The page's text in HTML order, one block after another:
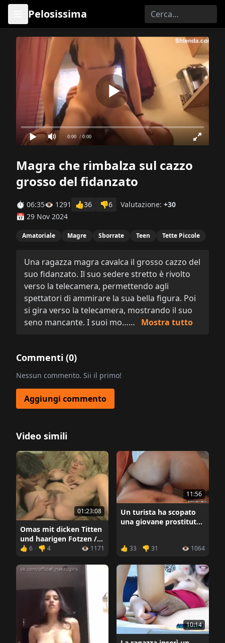
Pelosissima
0:00 / 0:00
Magra che rimbalza sul cazzo
grosso del fidanzato
⏱ 06:35👁 1291 👍36 👎6 Valutazione: +30
📅 29 Nov 2024
Amatoriale Magre Sborrate Teen Tette Piccole
Una ragazza magra cavalca il grosso cazzo del
suo fidanzato. Il suo sedere stretto è rivolto
verso la telecamera, permettendo agli
spettatori di ammirare la sua bella figura. Poi
si gira verso la telecamera, mostrando il suo
seno mancante. I suoi mo……
Mostra tutto
Commenti (0)
Nessun commento. Sii il primo!
Aggiungi commento
Video simili
01:23:08
Omas mit dicken Titten
und haarigen Fotzen /
Nonne con tette grosse
👍 6 · 👎 4 👁️ 1171
11:56
Un turista ha scopato
una giovane prostituta
👍 33 · 👎 31 👁️ 1064
10:14